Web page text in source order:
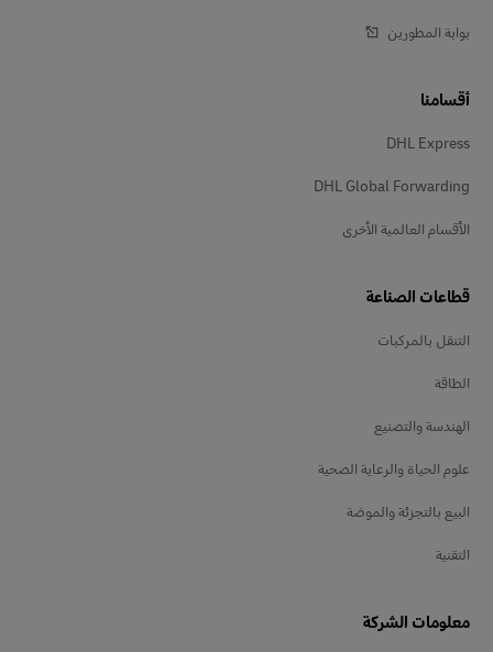
بوابة المطورين
أقسامنا
DHL Express
DHL Global Forwarding
الأقسام العالمية الأخرى
قطاعات الصناعة
التنقل بالمركبات
الطاقة
الهندسة والتصنيع
علوم الحياة والرعاية الصحية
البيع بالتجزئة والموضة
التقنية
معلومات الشركة